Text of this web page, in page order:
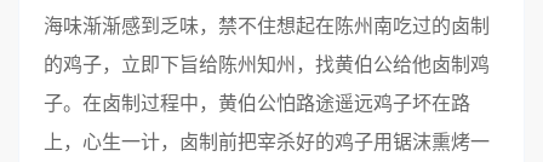
海味渐渐感到乏味，禁不住想起在陈州南吃过的卤制
的鸡子，立即下旨给陈州知州，找黄伯公给他卤制鸡
子。在卤制过程中，黄伯公怕路途遥远鸡子坏在路
上，心生一计，卤制前把宰杀好的鸡子用锯沫熏烤一